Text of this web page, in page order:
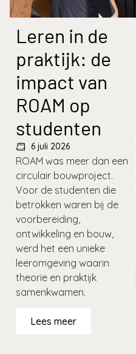
Leren in de
praktijk: de
impact van
ROAM op
studenten
6 juli 2026
ROAM was meer dan een
circulair bouwproject.
Voor de studenten die
betrokken waren bij de
voorbereiding,
ontwikkeling en bouw,
werd het een unieke
leeromgeving waarin
theorie en praktijk
samenkwamen.
Lees meer